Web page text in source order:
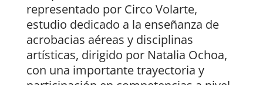
representado por Circo Volarte,
estudio dedicado a la enseñanza de
acrobacias aéreas y disciplinas
artísticas, dirigido por Natalia Ochoa,
con una importante trayectoria y